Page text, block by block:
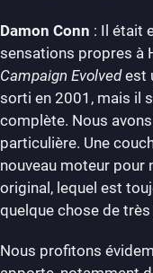
Damon Conn : Il était
sensations propres à
Campaign Evolvedest
sorti en 2001, mais il
complète. Nous
particulière. Une
nouveau moteur pour
original, lequel est
quelque chose de
Nous profitons